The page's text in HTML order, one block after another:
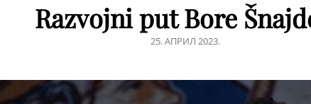
Razvojni put Bore
POSTED
25. АПРИЛ 2023.